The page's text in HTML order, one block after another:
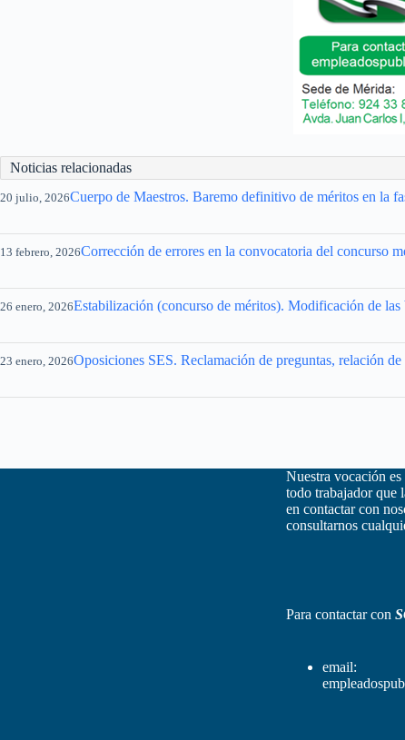
Noticias relacionadas
20 julio, 2026Cuerpo de Maestros. Baremo definitivo de méritos en la
13 febrero, 2026Corrección de errores en la convocatoria del concurso
26 enero, 2026Estabilización (concurso de méritos). Modificación de
23 enero, 2026Oposiciones SES. Reclamación de preguntas, relación
Nuestra vocación es
todo trabajador que
en contactar con
consultarnos
Para contactar con
email: